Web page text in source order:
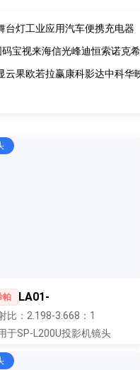
台灯工业应用汽车便携充电器
码宝视来海信光峰迪恒索诺克
云果欧若拉赢康科影达中科华
帕 LA01-
比：2.198-3.668：1
于SP-L200U投影机镜头